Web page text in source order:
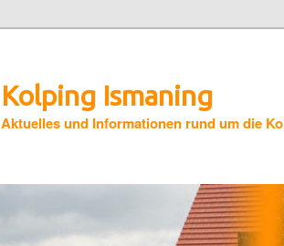
Kolping Ismaning
Aktuelles und Informationen rund um die